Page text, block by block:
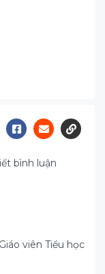
bình luận
viên Tiểu học